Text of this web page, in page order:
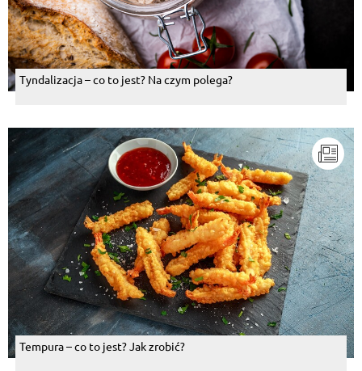
Tyndalizacja – co to jest? Na czym polega?
Tempura – co to jest? Jak zrobić?